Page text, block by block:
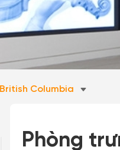
British Columbia
Phòng